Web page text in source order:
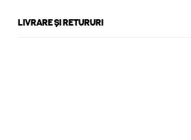
LIVRARE ȘI RETURURI